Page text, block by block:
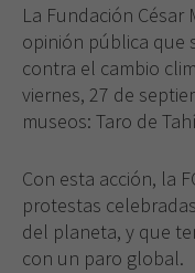
La Fundación César
opinión pública que
contra el cambio
viernes, 27 de
museos: Taro de
Con esta acción, la
protestas
del planeta, y que
con un paro global.